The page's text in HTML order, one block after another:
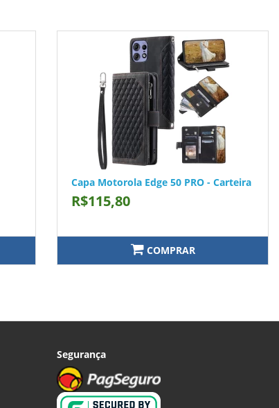
Capa Motorola Edge 50 PRO - Carteira
R$115,80
COMPRAR
Segurança